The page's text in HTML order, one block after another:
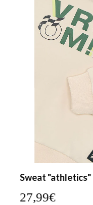
Sweat "athletics"
27,99€